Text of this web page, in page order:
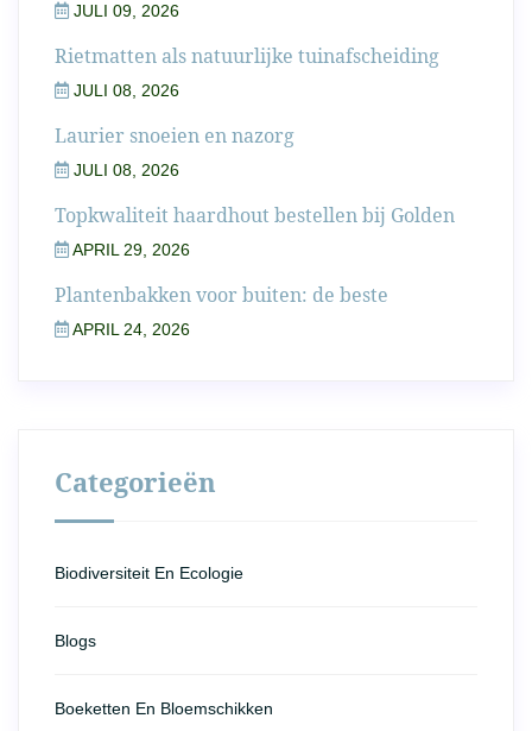
JULI 09, 2026
Rietmatten als natuurlijke tuinafscheiding
JULI 08, 2026
Laurier snoeien en nazorg
JULI 08, 2026
Topkwaliteit haardhout bestellen bij Golden
APRIL 29, 2026
Plantenbakken voor buiten: de beste
APRIL 24, 2026
Categorieën
Biodiversiteit En Ecologie
Blogs
Boeketten En Bloemschikken